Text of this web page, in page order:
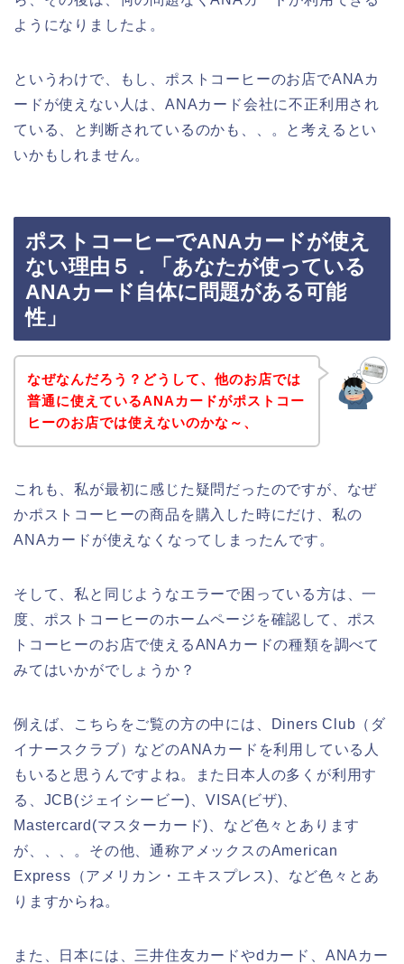
ようになりましたよ。
というわけで、もし、ポストコーヒーのお店でANAカ
ードが使えない人は、ANAカード会社に不正利用され
ている、と判断されているのかも、、。と考えるとい
いかもしれません。
ポストコーヒーでANAカードが使え
ない理由５．「あなたが使っている
ANAカード自体に問題がある可能
性」
なぜなんだろう？どうして、他のお店では
普通に使えているANAカードがポストコー
ヒーのお店では使えないのかな～、
これも、私が最初に感じた疑問だったのですが、なぜ
かポストコーヒーの商品を購入した時にだけ、私の
ANAカードが使えなくなってしまったんです。
そして、私と同じようなエラーで困っている方は、一
度、ポストコーヒーのホームページを確認して、ポス
トコーヒーのお店で使えるANAカードの種類を調べて
みてはいかがでしょうか？
例えば、こちらをご覧の方の中には、Diners Club（ダ
イナースクラブ）などのANAカードを利用している人
もいると思うんですよね。また日本人の多くが利用す
る、JCB(ジェイシービー)、VISA(ビザ)、
Mastercard(マスターカード)、など色々とあります
が、、、。その他、通称アメックスのAmerican
Express（アメリカン・エキスプレス)、など色々とあ
りますからね。
また、日本には、三井住友カードやdカード、ANAカー